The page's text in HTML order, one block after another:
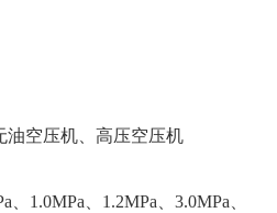
油空压机、高压空压机
1.0MPa、1.2MPa、3.0MPa、